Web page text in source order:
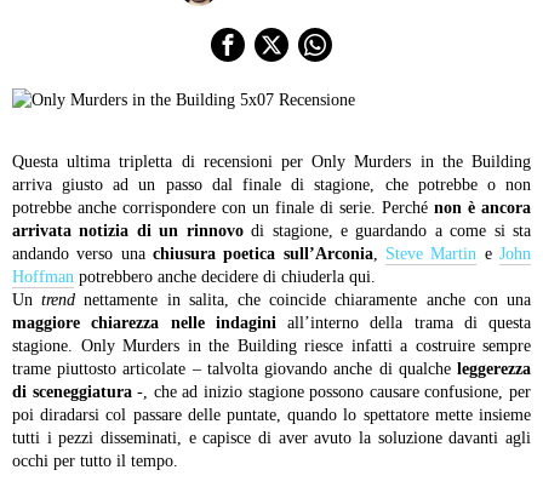
Questa ultima tripletta di recensioni per Only Murders in the Building
arriva giusto ad un passo dal finale di stagione, che potrebbe o non
potrebbe anche corrispondere con un finale di serie. Perché non è ancora
arrivata notizia di un rinnovodi stagione, e guardando a come si sta
andando verso una chiusura poetica sull’Arconia, Steve Martin eJohn
Hoffman potrebbero anche decidere di chiuderla qui.
Untrend nettamente in salita, che coincide chiaramente anche con una
maggiore chiarezza nelle indagini all’interno della trama di questa
stagione. Only Murders in the Building riesce infatti a costruire sempre
trame piuttosto articolate – talvolta giovando anche di qualche leggerezza
di sceneggiatura-, che ad inizio stagione possono causare confusione, per
poi diradarsi col passare delle puntate, quando lo spettatore mette insieme
tutti i pezzi disseminati, e capisce di aver avuto la soluzione davanti agli
occhi per tutto il tempo.